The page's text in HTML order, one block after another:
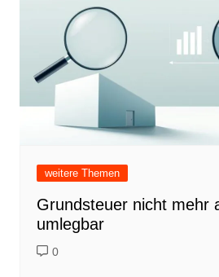
weitere Themen
Grundsteuer nicht mehr
umlegbar
0